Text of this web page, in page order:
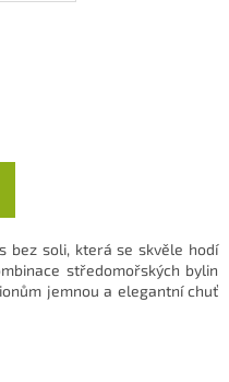
bez soli, která se skvěle hodí
středomořských bylin
jemnou a elegantní chuť